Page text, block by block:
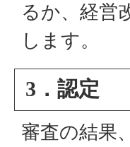
るか、経営
します。
3．認定
審査の結果